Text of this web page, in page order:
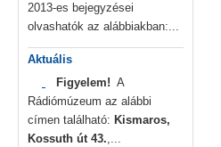
2013-es bejegyzései
olvashatók az alábbiakban:...
Aktuális
Figyelem! A
Rádiómúzeum az alábbi
címen található: Kismaros,
Kossuth út 43.,...